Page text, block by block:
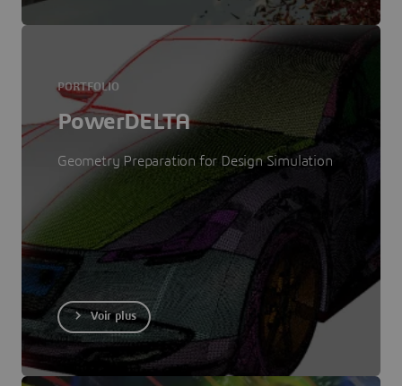
PORTFOLIO
PowerDELTA
Geometry Preparation for Design Simulation
Voir plus